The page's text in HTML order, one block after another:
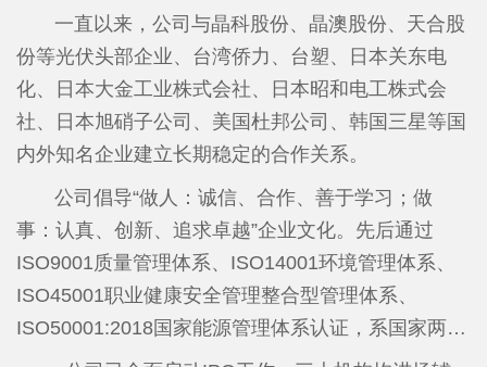
备企业。
在建阳经济开发区精细化工园内投资建设含氟精细化
学品项目（省重点技改项目），重点开发半导体和新
能源领域的高端含氟新材料，主要有基础氟化工原
料、湿电子化学品、含氟特种气体、含氟表面活性剂
四个版块。计划投资10亿元，第一期于2020年5月破
全氟丁基磺酰氟、全氟丁基磺酸钾、六氟丁二烯等产
品于2025年1月18日全线投产，高纯氟化氢铵项目于
2025年9月试生产，产品质量达到国家最新标准要
求，一期项目，累计实现投资4.89亿元。其中，年产
100吨六氟丁二烯的生产线成为国内第二家能够同时
一直以来，公司与晶科股份、晶澳股份、天合股
份等光伏头部企业、台湾侨力、台塑、日本关东电
化、日本大金工业株式会社、日本昭和电工株式会
社、日本旭硝子公司、美国杜邦公司、韩国三星等国
内外知名企业建立长期稳定的合作关系。
公司倡导“做人：诚信、合作、善于学习；做
事：认真、创新、追求卓越”企业文化。先后通过
ISO9001质量管理体系、ISO14001环境管理体系、
ISO45001职业健康安全管理整合型管理体系、
ISO50001:2018国家能源管理体系认证，系国家两化
融合管理体系贯标企业。目前公司取得授权15个发明